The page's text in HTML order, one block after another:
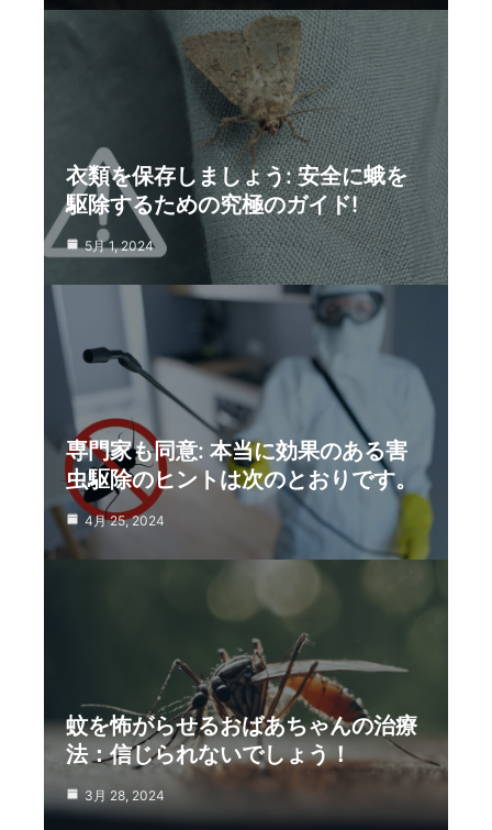
衣類を保存しましょう: 安全に蛾を
駆除するための究極のガイド!
5月 1, 2024
専門家も同意: 本当に効果のある害
虫駆除のヒントは次のとおりです。
4月 25, 2024
蚊を怖がらせるおばあちゃんの治療
法：信じられないでしょう！
3月 28, 2024